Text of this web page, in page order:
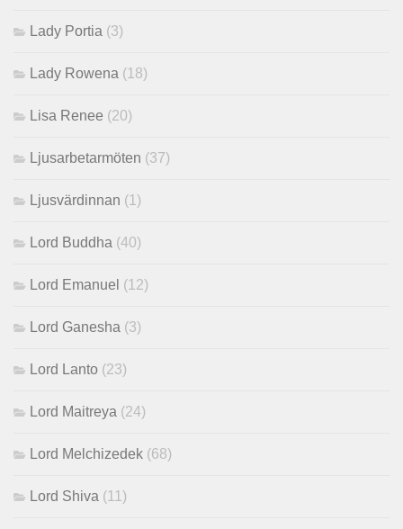
Lady Portia (3)
Lady Rowena (18)
Lisa Renee (20)
Ljusarbetarmöten (37)
Ljusvärdinnan (1)
Lord Buddha (40)
Lord Emanuel (12)
Lord Ganesha (3)
Lord Lanto (23)
Lord Maitreya (24)
Lord Melchizedek (68)
Lord Shiva (11)